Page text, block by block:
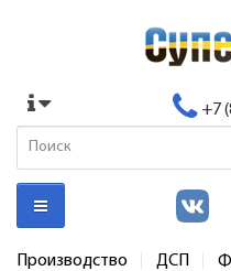
+7
Производство ДСП